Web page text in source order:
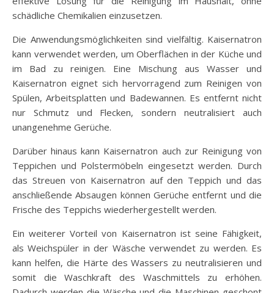
schädliche Chemikalien einzusetzen.
Die Anwendungsmöglichkeiten sind vielfältig. Kaisernatron
kann verwendet werden, um Oberflächen in der Küche und
im Bad zu reinigen. Eine Mischung aus Wasser und
Kaisernatron eignet sich hervorragend zum Reinigen von
Spülen, Arbeitsplatten und Badewannen. Es entfernt nicht
nur Schmutz und Flecken, sondern neutralisiert auch
unangenehme Gerüche.
Darüber hinaus kann Kaisernatron auch zur Reinigung von
Teppichen und Polstermöbeln eingesetzt werden. Durch
das Streuen von Kaisernatron auf den Teppich und das
anschließende Absaugen können Gerüche entfernt und die
Frische des Teppichs wiederhergestellt werden.
Ein weiterer Vorteil von Kaisernatron ist seine Fähigkeit,
als Weichspüler in der Wäsche verwendet zu werden. Es
kann helfen, die Härte des Wassers zu neutralisieren und
somit die Waschkraft des Waschmittels zu erhöhen.